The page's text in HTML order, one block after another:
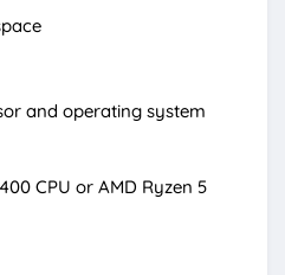
and operating system
CPU or AMD Ryzen 5